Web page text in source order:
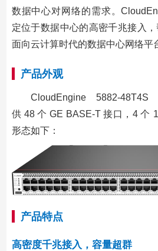
数据中心对网络的需求。
定位于数据中心的高密千兆接入
面向云计算时代的数据中心网络平
产品外观
CloudEngine 5882-
供 48 个 GE BASE-T 接口，4 个
形态如下：
产品特点
高密度千兆接入，容量超群